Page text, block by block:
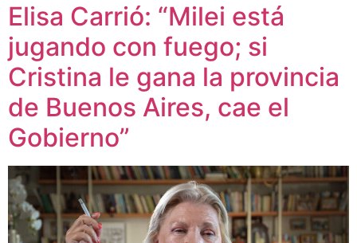
Elisa Carrió: “Milei está
jugando con fuego; si
Cristina le gana la provincia
de Buenos Aires, cae el
Gobierno”